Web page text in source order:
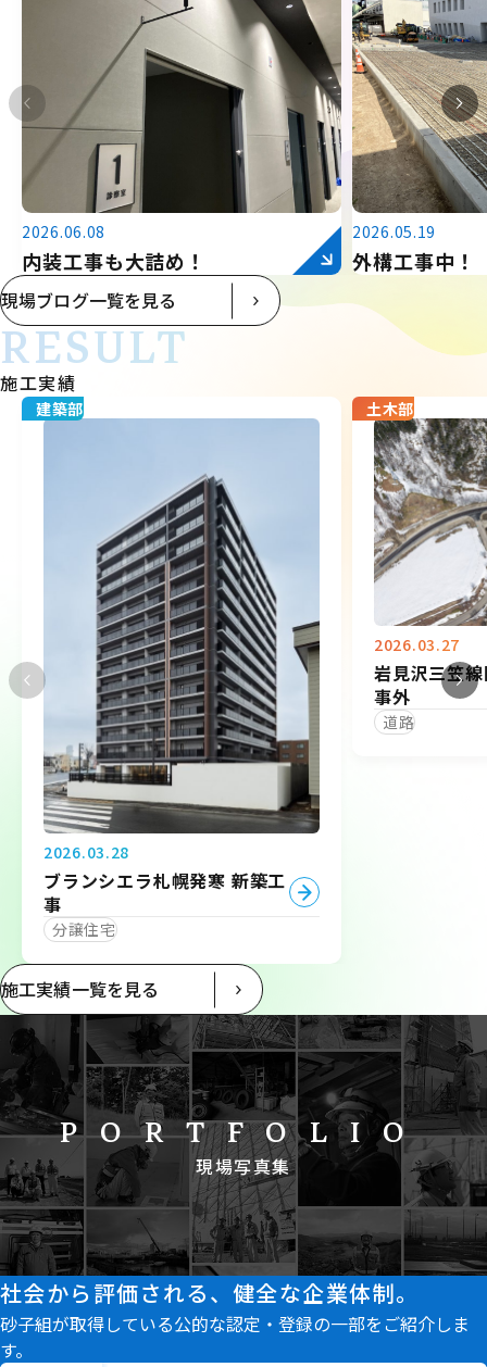
2026.06.08
内装工事も大詰め！
2026.05.19
外構工事中！
現場ブログ一覧を見る
施工実績
RESULT
建築部
2026.03.28
ブランシエラ札幌発寒 新築工
事
分譲住宅
土木部
2026.03.27
岩見沢三笠
事外
道路
施工実績一覧を見る
PORTFOLIO
現場写真集
社会から評価される、健全な企業体制。
砂子組が取得している公的な認定・登録の一部をご紹介しま
す。